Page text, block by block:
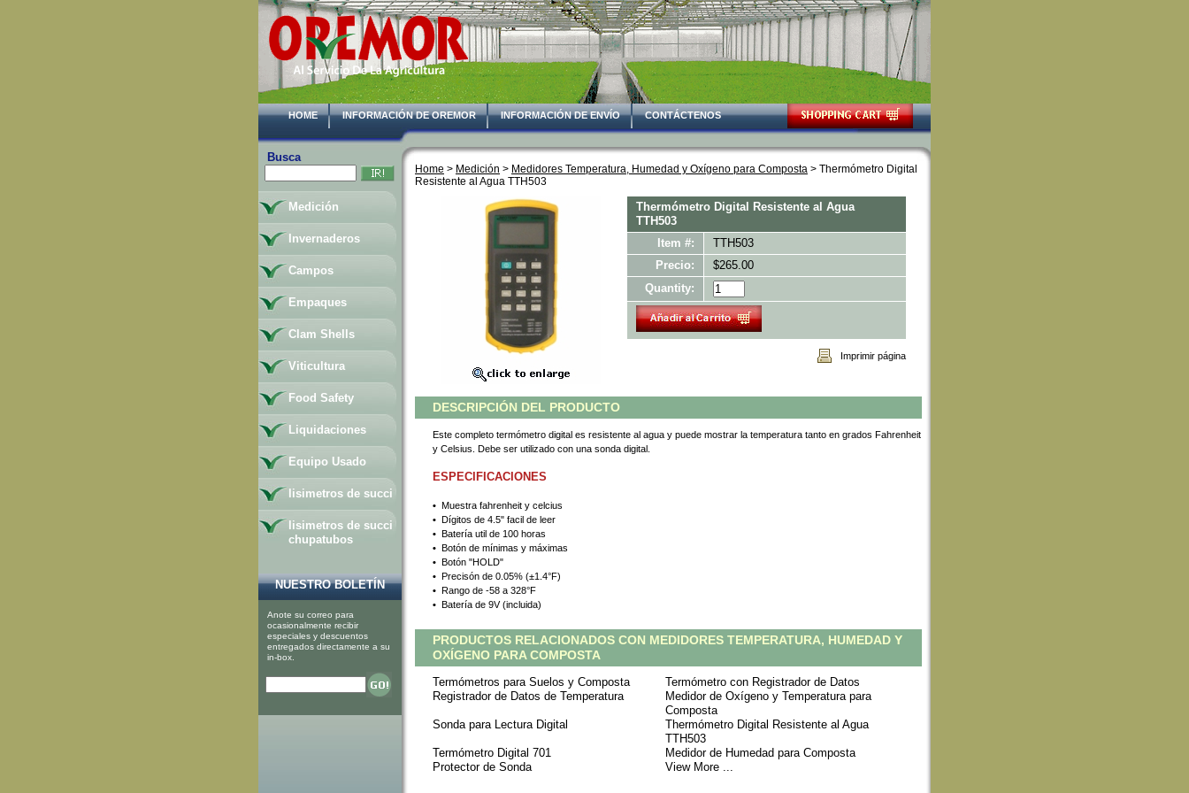
HOME INFORMACIÓN DE OREMOR INFORMACIÓN DE ENVÍO CONTÁCTENOS
Home > Medición > Medidores Temperatura, Humedad y Oxígeno para Composta > Thermómetro Digital
Resistente al Agua TTH503
Thermómetro Digital Resistente al Agua
TTH503
Item #:
TTH503
Precio:
$265.00
Quantity:
Imprimir página
DESCRIPCIÓN DEL PRODUCTO
Este completo termómetro digital es resistente al agua y puede mostrar la temperatura tanto en grados Fahrenheit
y Celsius. Debe ser utilizado con una sonda digital.
ESPECIFICACIONES
• Muestra fahrenheit y celcius
• Dígitos de 4.5" facil de leer
• Batería util de 100 horas
• Botón de mínimas y máximas
• Botón "HOLD"
• Precisón de 0.05% (±1.4°F)
• Rango de -58 a 328°F
• Batería de 9V (incluida)
PRODUCTOS RELACIONADOS CON MEDIDORES TEMPERATURA, HUMEDAD Y
OXÍGENO PARA COMPOSTA
Termómetros para Suelos y Composta
Termómetro con Registrador de Datos
Registrador de Datos de Temperatura
Medidor de Oxígeno y Temperatura para
Composta
Sonda para Lectura Digital
Thermómetro Digital Resistente al Agua
TTH503
Termómetro Digital 701
Medidor de Humedad para Composta
Protector de Sonda
View More ...
Busca
Medición
Invernaderos
Campos
Empaques
Clam Shells
Viticultura
Food Safety
Liquidaciones
Equipo Usado
lisimetros de succi
lisimetros de succi
chupatubos
NUESTRO BOLETÍN
Anote su correo para
ocasionalmente recibir
especiales y descuentos
entregados directamente a su
in-box.